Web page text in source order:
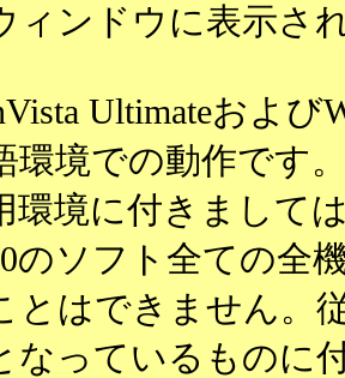
ィンドウに表示さ
Ultimateおよ
環境での動作です
環境に付きまして
のソフト全ての全
とはできません。
なっているものに